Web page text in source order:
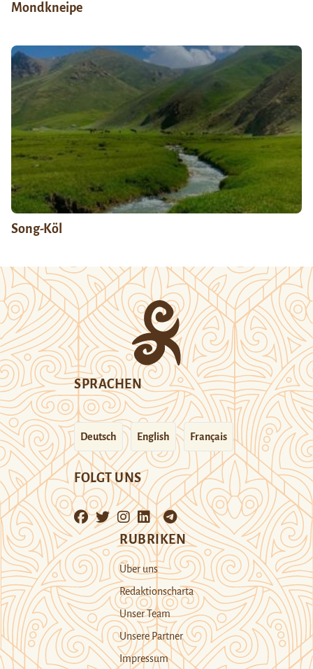
Mondkneipe
Song-Köl
SPRACHEN
Deutsch English Français
FOLGT UNS
RUBRIKEN
Über uns
Redaktionscharta
Unser Team
Unsere Partner
Impressum